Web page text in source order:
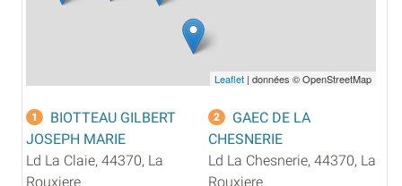
Leaflet | données © OpenStreetMap
1
BIOTTEAU GILBERT
JOSEPH MARIE
Ld La Claie, 44370, La
Rouxiere
2
GAEC DE LA
CHESNERIE
Ld La Chesnerie, 44370, La
Rouxiere